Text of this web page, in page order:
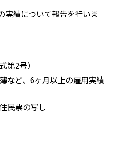
実績について報告を行いま
第2号）
など、6ヶ月以上の雇用実績
民票の写し